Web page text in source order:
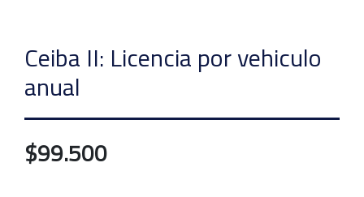
Ceiba II: Licencia por vehiculo
anual
$99.500